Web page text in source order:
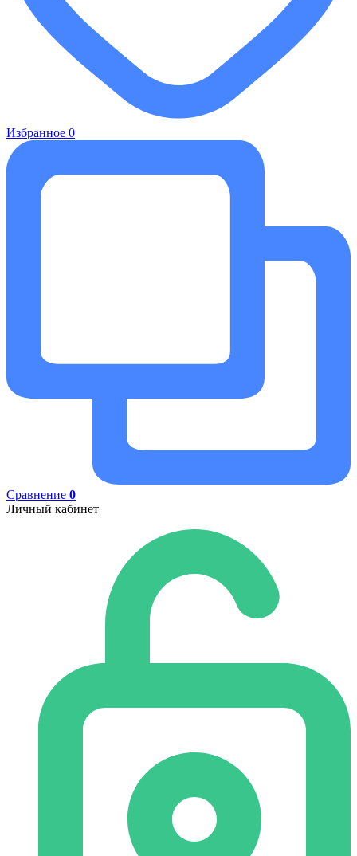
Избранное 0
Сравнение 0
Личный кабинет